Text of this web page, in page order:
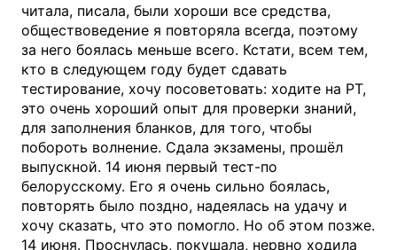
читала, писала, были хороши все средства,
обществоведение я повторяла всегда, поэтому
за него боялась меньше всего. Кстати, всем тем,
кто в следующем году будет сдавать
тестирование, хочу посоветовать: ходите на РТ,
это очень хороший опыт для проверки знаний,
для заполнения бланков, для того, чтобы
побороть волнение. Сдала экзамены, прошёл
выпускной. 14 июня первый тест-по
белорусскому. Его я очень сильно боялась,
повторять было поздно, надеялась на удачу и
хочу сказать, что это помогло. Но об этом позже.
14 июня. Проснулась, покушала, нервно ходила